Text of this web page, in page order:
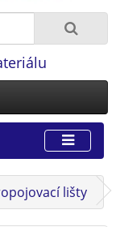
lišty